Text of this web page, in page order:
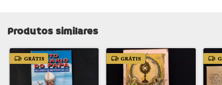
Produtos similares
GRÁTIS GRÁTIS